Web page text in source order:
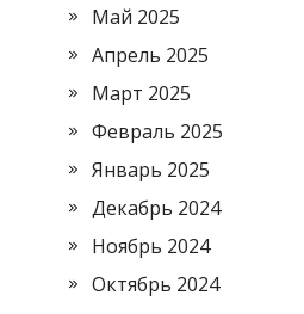
Май 2025
Апрель 2025
Март 2025
Февраль 2025
Январь 2025
Декабрь 2024
Ноябрь 2024
Октябрь 2024